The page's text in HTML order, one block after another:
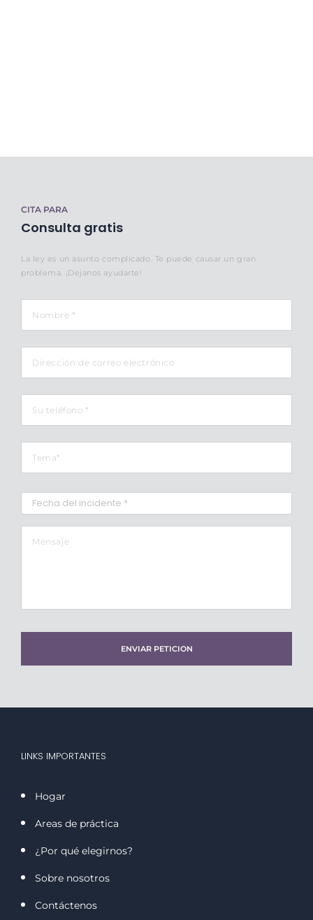
CITA PARA
Consulta gratis
La ley es un asunto complicado. Te puede causar un gran
problema. ¡Dejanos ayudarte!
Nombre *
Email
Teléfono *
Tema *
Fecha
del
incidente *
diagonal
AAAA
LINKS IMPORTANTES
Hogar
Areas de práctica
¿Por qué elegirnos?
Sobre nosotros
Contáctenos